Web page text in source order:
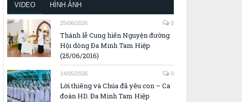
VIDEO HÌNH ẢNH
25/06/2026 0
Thánh lễ Cung hiến Nguyện đường
Hội dòng Đa Minh Tam Hiệp
(25/06/2016)
14/05/2026 0
Lời thiêng và Chúa đã yêu con – Ca
đoàn HD. Đa Minh Tam Hiệp